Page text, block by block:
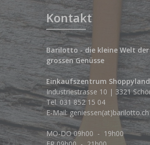
Kontakt
Barilotto - die kleine Welt der
grossen Genüsse
Einkaufszentrum Shoppyland
Industriestrasse 10 | 3321
Tel. 031 852 15 04
E-Mail: geniessen(at)barilotto.ch
MO-DO 09h00 - 19h00